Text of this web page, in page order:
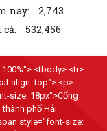
nay:
2,743
cả: 532,456
<tbody> <tr>
align: top"> <p>
size: 18px">Cổng
phố Hải
style="font-size: